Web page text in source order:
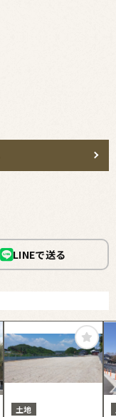
LINEで送る
土地